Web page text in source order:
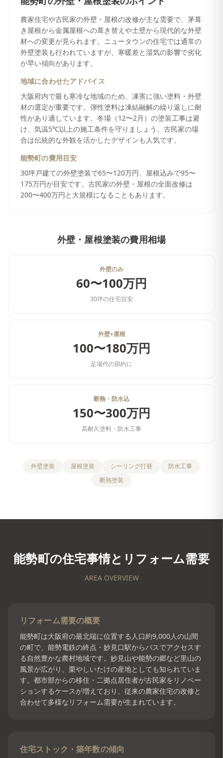
農家住宅や古民家の外壁・屋根の改修が主な需要で、茅葺
き屋根から金属屋根への葺き替えや土壁から現代的な外壁
材への変更が見られます。ニュータウンの住宅では通常の
外壁塗装も行われていますが、寒暖差と湿気の影響で劣化
が早い傾向があります。
地域に合わせたアドバイス
大阪府内で最も寒冷な地域のため、凍害に強い塗料・外壁
材の選定が重要です。弾性塗料は凍結融解の繰り返しに耐
性があり適しています。冬場（12〜2月）の塗装工事は避
け、気温5℃以上の施工条件を守りましょう。古民家の場
合は伝統的な外観を活かしたデザインも人気です。
能勢町の費用目安
30坪戸建ての外壁塗装で65〜120万円、屋根込みで95〜
175万円が目安です。古民家の外壁・屋根の全面改修は
200〜400万円と大規模になることもあります。
外壁・屋根塗装の費用相場
外壁のみ
60〜100万円
30坪の住宅目安
外壁+屋根
100〜180万円
足場代の節約に
断熱・防水込
150〜300万円
高耐久塗料・防水工事
外壁塗装 屋根塗装 シーリング打替
防水工事
断熱塗装
能勢町の住宅事情とリフォーム需要
AREA OVERVIEW
リフォーム需要の概要
能勢町は大阪府の最北端に位置する人口約9,000人の山間
の町で、能勢電鉄の終点・妙見口駅からバスでアクセスす
る自然豊かな農村地域です。妙見山や能勢の郷など里山の
風景が広がり、栗やしいたけの産地としても知られていま
す。都市部からの移住・二拠点居住者が古民家をリノベー
ションするケースが増えており、従来の農家住宅の改修と
合わせて多様なリフォーム需要が生まれています。
住宅ストック・築年数の傾向